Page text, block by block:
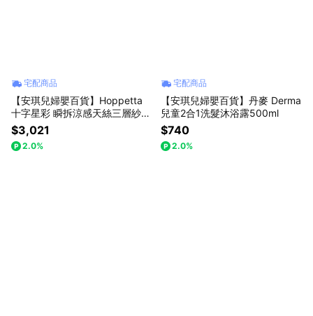
宅配商品
【安琪兒婦嬰百貨】Hoppetta
十字星彩 瞬拆涼感天絲三層紗防
踢背心(可拆替換透氣排汗網眼
布-0-3歲-粉紅
$3,021
2.0%
宅配商品
【安琪兒婦嬰百貨】丹麥 Derma
兒童2合1洗髮沐浴露500ml
$740
2.0%